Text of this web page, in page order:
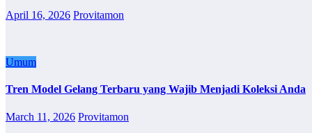
April 16, 2026 Provitamon
Umum
Tren Model Gelang Terbaru yang Wajib Menjadi Koleksi Anda
March 11, 2026 Provitamon